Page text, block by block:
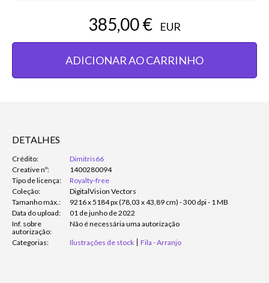
385,00 € EUR
ADICIONAR AO CARRINHO
DETALHES
Crédito:
Dimitris66
Creative nº:
1400280094
Tipo de licença:
Royalty-free
Coleção:
DigitalVision Vectors
Tamanho máx.:
9216 x 5184 px (78,03 x 43,89 cm) - 300 dpi - 1 MB
Data do upload:
01 de junho de 2022
Inf. sobre
autorização:
Não é necessária uma autorização
Categorias: Ilustrações de stock Fila - Arranjo